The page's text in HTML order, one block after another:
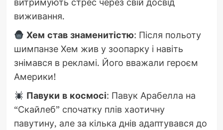
виживання.
Хем став знаменитістю: Після польоту
шимпанзе Хем жив у зоопарку і навіть
знімався в рекламі. Його вважали героєм
Америки!
Павуки в космосі: Павук Арабелла на
“Скайлеб” спочатку плів хаотичну
павутину, але за кілька днів адаптувався до